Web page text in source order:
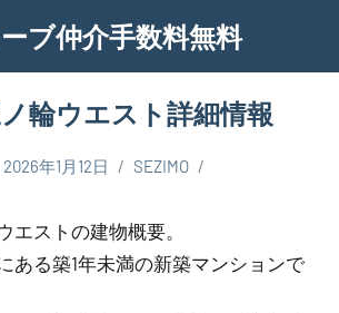
ブ仲介手数料無料
輪ウエスト詳細情報
2026年1月12日 SEZIMO
エストの建物概要。
ある築1年未満の新築マンションで